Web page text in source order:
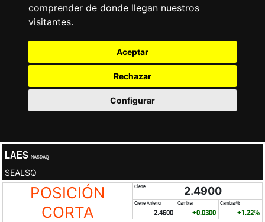
comprender de donde llegan nuestros
visitantes.
Aceptar
Rechazar
Configurar
LAES NASDAQ
SEALSQ
POSICIÓN
CORTA
Cierre 2.4900
Cierre Anterior
2.4600
Cambiar
+0.0300
Cambiar%
+1.22%